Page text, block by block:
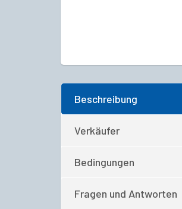
Beschreibung
Verkäufer
Bedingungen
Fragen und Antworten